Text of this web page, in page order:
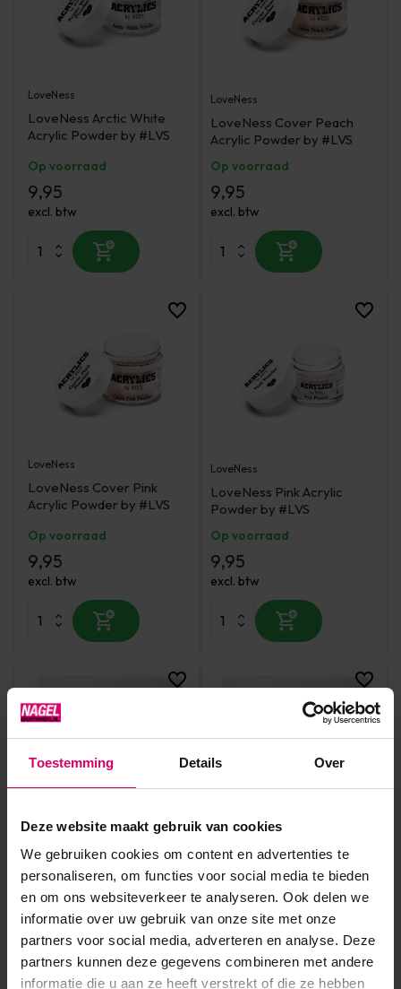
Toestemming Details Over
Deze website maakt gebruik van cookies
We gebruiken cookies om content en advertenties te
personaliseren, om functies voor social media te bieden
en om ons websiteverkeer te analyseren. Ook delen we
informatie over uw gebruik van onze site met onze
partners voor social media, adverteren en analyse. Deze
partners kunnen deze gegevens combineren met andere
informatie die u aan ze heeft verstrekt of die ze hebben
LoveNess
LoveNess Arctic White
Acrylic Powder by #LVS
Op voorraad
9,95
excl. btw
LoveNess
LoveNess Cover Peach
Acrylic Powder by #LVS
Op voorraad
9,95
excl. btw
LoveNess
LoveNess Cover Pink
Acrylic Powder by #LVS
Op voorraad
9,95
excl. btw
LoveNess
LoveNess Pink Acrylic
Powder by #LVS
Op voorraad
9,95
excl. btw
LoveNess
LoveNess Cover Blankety
Acrylic Powder by #LVS
Op voorraad
9,95
excl. btw
LoveNess Cover Sparkling
Beige Acrylic Powder by
#LVS
Op voorraad
9,95
excl. btw